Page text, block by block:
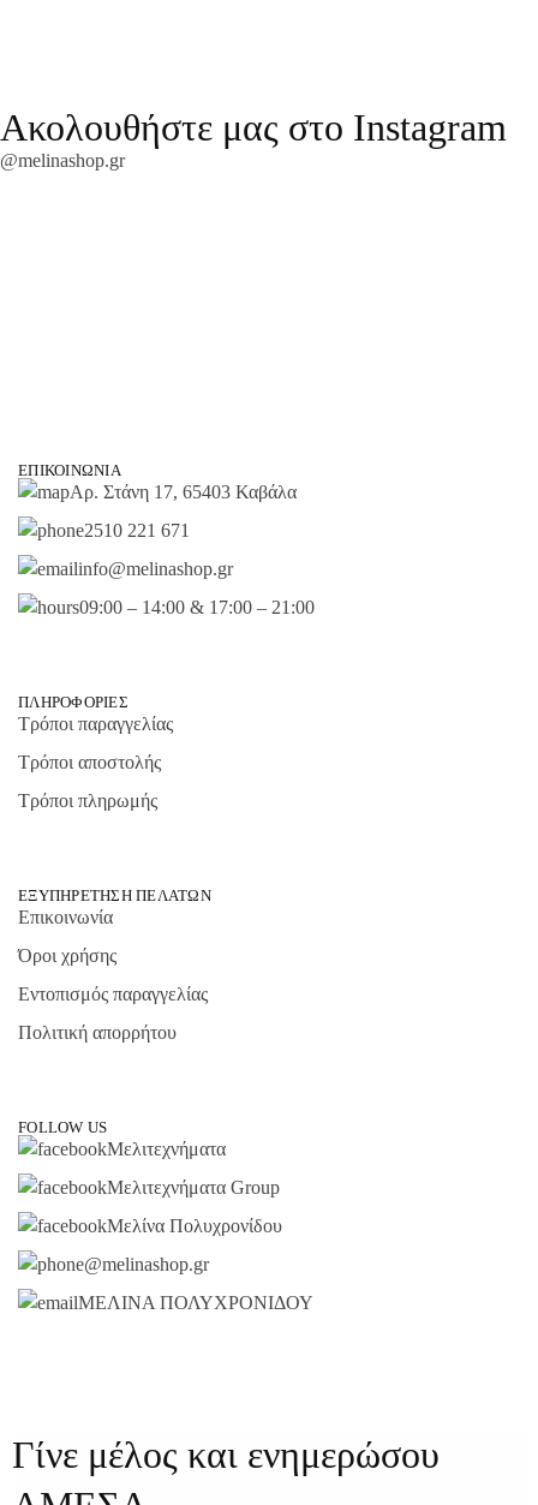
Ακολουθήστε μας στο Instagram
@melinashop.gr
ΕΠΙΚΟΙΝΩΝΊΑ
Αρ. Στάνη 17, 65403 Καβάλα
2510 221 671
info@melinashop.gr
09:00 – 14:00 & 17:00 – 21:00
ΠΛΗΡΟΦΟΡΊΕΣ
Τρόποι παραγγελίας
Τρόποι αποστολής
Τρόποι πληρωμής
ΕΞΥΠΗΡΈΤΗΣΗ ΠΕΛΑΤΏΝ
Επικοινωνία
Όροι χρήσης
Εντοπισμός παραγγελίας
Πολιτική απορρήτου
FOLLOW US
Μελιτεχνήματα
Μελιτεχνήματα Group
Μελίνα Πολυχρονίδου
@melinashop.gr
ΜΕΛΙΝΑ ΠΟΛΥΧΡΟΝΙΔΟΥ
Γίνε μέλος και ενημερώσου